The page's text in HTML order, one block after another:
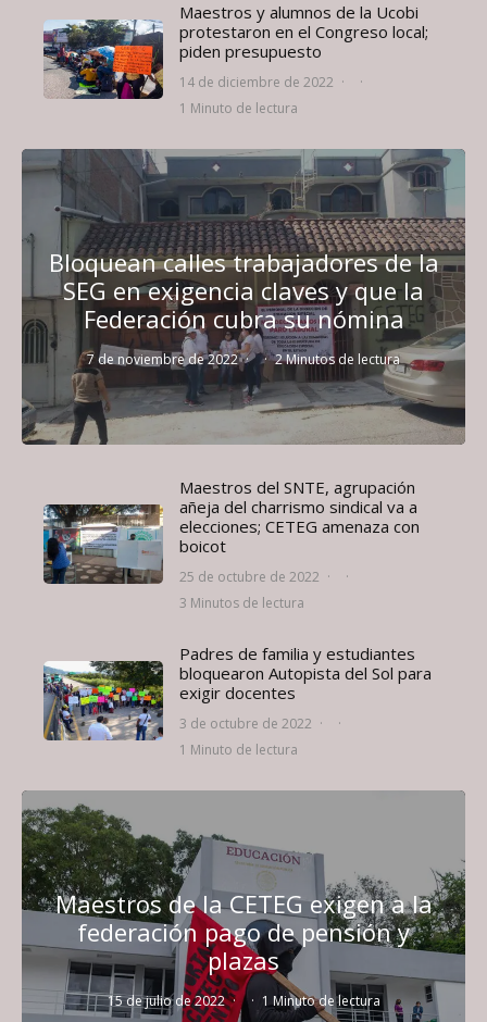
Maestros y alumnos de la Ucobi
protestaron en el Congreso local;
piden presupuesto
14 de diciembre de 2022 ·
·
1 Minuto de lectura
Bloquean calles trabajadores de la
SEG en exigencia claves y que la
Federación cubra su nómina
7 de noviembre de 2022 · · 2 Minutos de lectura
Maestros del SNTE, agrupación
añeja del charrismo sindical va a
elecciones; CETEG amenaza con
boicot
25 de octubre de 2022 ·
·
3 Minutos de lectura
Padres de familia y estudiantes
bloquearon Autopista del Sol para
exigir docentes
3 de octubre de 2022 ·
·
1 Minuto de lectura
Maestros de la CETEG exigen a la
federación pago de pensión y
plazas
15 de julio de 2022 · · 1 Minuto de lectura